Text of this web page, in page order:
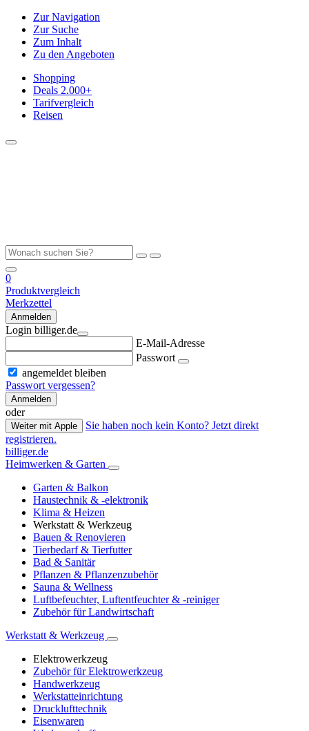
Zur Navigation
Zur Suche
Zum Inhalt
Zu den Angeboten
Shopping
Deals 2.000+
Tarifvergleich
Reisen
0
Produktvergleich
Merkzettel
Anmelden
Login billiger.de
E-Mail-Adresse
Passwort
angemeldet bleiben
Passwort vergessen?
Anmelden
oder
Weiter mit Apple
Sie haben noch kein Konto? Jetzt direkt
registrieren.
billiger.de
Heimwerken & Garten
Garten & Balkon
Haustechnik & -elektronik
Klima & Heizen
Werkstatt & Werkzeug
Bauen & Renovieren
Tierbedarf & Tierfutter
Bad & Sanitär
Pflanzen & Pflanzenzubehör
Sauna & Wellness
Luftbefeuchter, Luftentfeuchter & -reiniger
Zubehör für Landwirtschaft
Werkstatt & Werkzeug
Elektrowerkzeug
Zubehör für Elektrowerkzeug
Handwerkzeug
Werkstatteinrichtung
Drucklufttechnik
Eisenwaren